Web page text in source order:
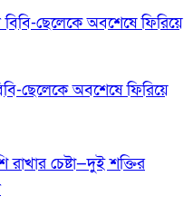
ছেলেকে অবশেষে ফিরিয়ে